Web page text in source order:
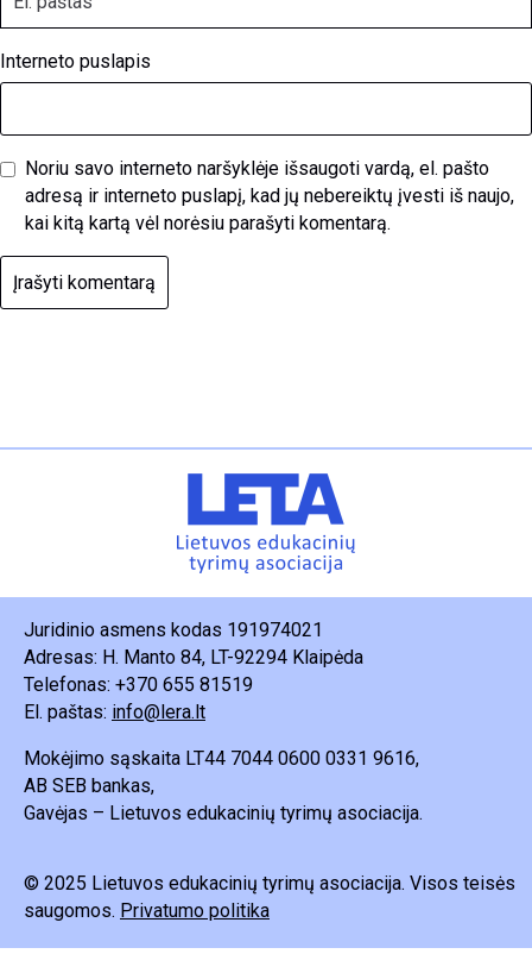
Interneto puslapis
Noriu savo interneto naršyklėje išsaugoti vardą, el. pašto
adresą ir interneto puslapį, kad jų nebereiktų įvesti iš naujo,
kai kitą kartą vėl norėsiu parašyti komentarą.
Juridinio asmens kodas 191974021
Adresas: H. Manto 84, LT-92294 Klaipėda
Telefonas: +370 655 81519
El. paštas: info@lera.lt
Mokėjimo sąskaita LT44 7044 0600 0331 9616,
AB SEB bankas,
Gavėjas – Lietuvos edukacinių tyrimų asociacija.
© 2025 Lietuvos edukacinių tyrimų asociacija. Visos teisės
saugomos. Privatumo politika